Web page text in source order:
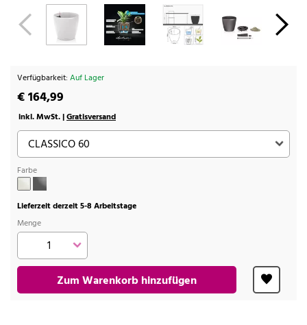
Verfügbarkeit: Auf Lager
€ 164,99
inkl. MwSt. |Gratisversand
Farbe
Lieferzeit derzeit 5-8 Arbeitstage
Menge
Zum Warenkorb hinzufügen